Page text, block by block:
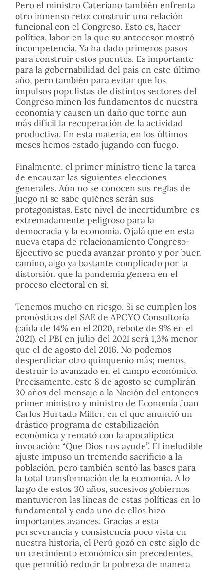
Pero el ministro Cateriano también enfrenta
otro inmenso reto: construir una relación
funcional con el Congreso. Esto es, hacer
política, labor en la que su antecesor mostró
incompetencia. Ya ha dado primeros pasos
para construir estos puentes. Es importante
para la gobernabilidad del país en este último
año, pero también para evitar que los
impulsos populistas de distintos sectores del
Congreso minen los fundamentos de nuestra
economía y causen un daño que torne aun
más difícil la recuperación de la actividad
productiva. En esta materia, en los últimos
meses hemos estado jugando con fuego.
Finalmente, el primer ministro tiene la tarea
de encauzar las siguientes elecciones
generales. Aún no se conocen sus reglas de
juego ni se sabe quiénes serán sus
protagonistas. Este nivel de incertidumbre es
extremadamente peligroso para la
democracia y la economía. Ojalá que en esta
nueva etapa de relacionamiento Congreso-
Ejecutivo se pueda avanzar pronto y por buen
camino, algo ya bastante complicado por la
distorsión que la pandemia genera en el
proceso electoral en sí.
Tenemos mucho en riesgo. Si se cumplen los
pronósticos del SAE de APOYO Consultoría
(caída de 14% en el 2020, rebote de 9% en el
2021), el PBI en julio del 2021 será 1,3% menor
que el de agosto del 2016. No podemos
desperdiciar otro quinquenio más; menos,
destruir lo avanzado en el campo económico.
Precisamente, este 8 de agosto se cumplirán
30 años del mensaje a la Nación del entonces
primer ministro y ministro de Economía Juan
Carlos Hurtado Miller, en el que anunció un
drástico programa de estabilización
económica y remató con la apocalíptica
invocación: “Que Dios nos ayude”. El ineludible
ajuste impuso un tremendo sacrificio a la
población, pero también sentó las bases para
la total transformación de la economía. A lo
largo de estos 30 años, sucesivos gobiernos
mantuvieron las líneas de estas políticas en lo
fundamental y cada uno de ellos hizo
importantes avances. Gracias a esta
perseverancia y consistencia poco vista en
nuestra historia, el Perú gozó en este siglo de
un crecimiento económico sin precedentes,
que permitió reducir la pobreza de manera